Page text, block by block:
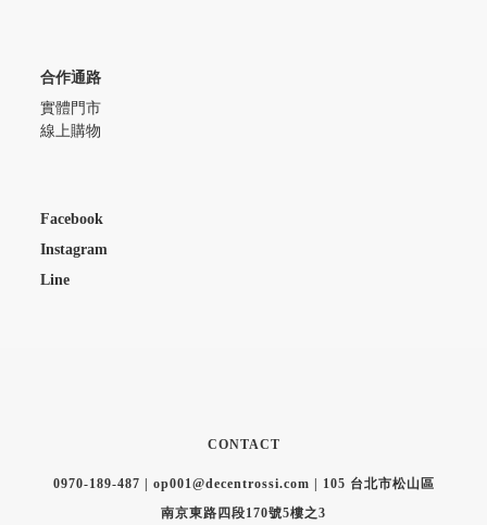
合作通路
實體門市
線上購物
Facebook
Instagram
Line
CONTACT
0970-189-487 | op001@decentrossi.com | 105 台北市松山區
南京東路四段170號5樓之3